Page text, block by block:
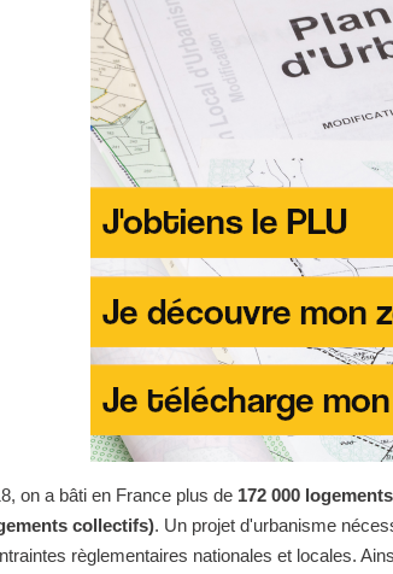
on a bâti en France plus de 172 000
collectifs). Un projet d'urbanisme
règlementaires nationales et locales.